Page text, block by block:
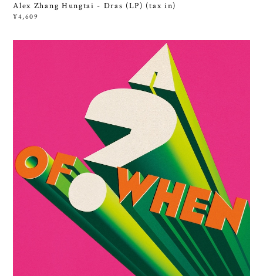
Alex Zhang Hungtai - Dras (LP) (tax in)
¥4,609